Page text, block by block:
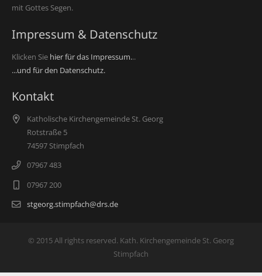
mit Gottes Segen.
Impressum & Datenschutz
Klicken Sie hier für das Impressum...
...und für den Datenschutz.
Kontakt
Katholische Kirchengemeinde St. Georg
Rotstraße 5
74597 Stimpfach
07967 483
07967 200
stgeorg.stimpfach@drs.de
© 2015 All rights reserved. Kath. Kirchengemeinde St. Georg
Stimpfach